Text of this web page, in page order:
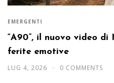
EMERGENTI
“A90”, il nuovo video
ferite emotive
LUG 4, 2026 0 COMMENTS